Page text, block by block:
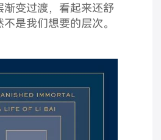
渐变过渡，看起来还舒
是我们想要的层次。